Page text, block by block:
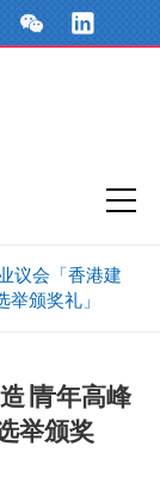
议会「香港建
颁奖礼」
∣青年高峰
举颁奖